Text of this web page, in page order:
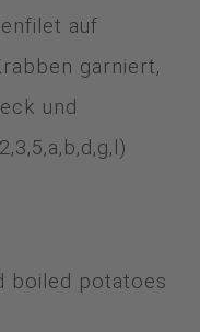
auf
garniert,
und
boiled potatoes